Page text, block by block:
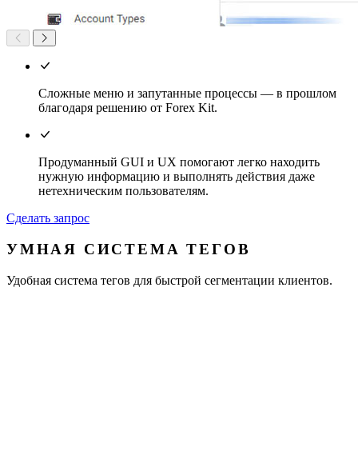
Сложные меню и запутанные процессы — в прошлом
благодаря решению от Forex Kit.
Продуманный GUI и UX помогают легко находить
нужную информацию и выполнять действия даже
нетехническим пользователям.
Сделать запрос
УМНАЯ СИСТЕМА ТЕГОВ
Удобная система тегов для быстрой сегментации клиентов.